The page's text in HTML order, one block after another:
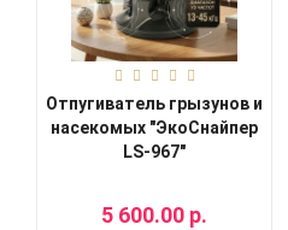
Отпугиватель грызунов и
насекомых "ЭкоСнайпер
LS-967"
5 600.00 р.